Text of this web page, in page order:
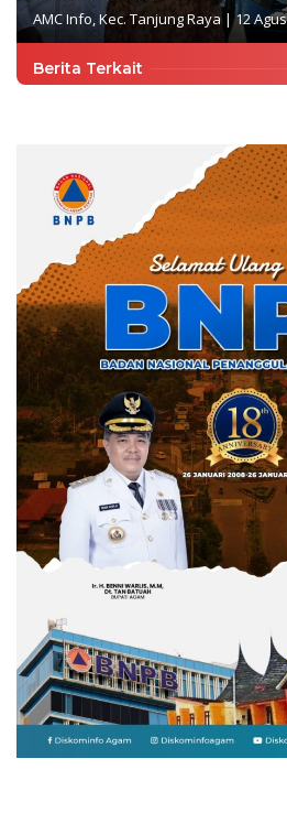
AMC Info,Kec. Tanjung Raya |12
Berita Terkait